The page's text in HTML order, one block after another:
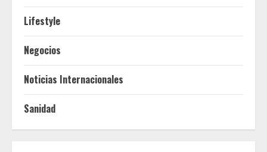
Lifestyle
Negocios
Noticias Internacionales
Sanidad